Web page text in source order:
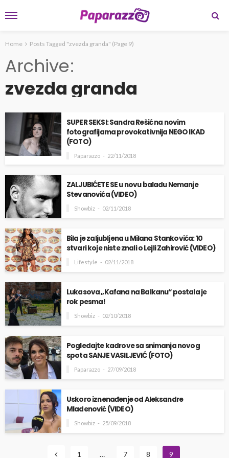
Home Posts Tagged "zvezda granda" (Page 9)
Archive
zvezda granda
SUPER SEKSI: Sandra Rešić na novim
fotografijama provokativnija NEGO IKAD
(FOTO)
Paparazzo 22/11/2018
ZALJUBIĆETE SE u novu baladu Nemanje
Stevanovića (VIDEO)
Showbiz 02/11/2018
Bila je zaljubljena u Milana Stankovića: 10
stvari koje niste znali o Lejli Zahirović (VIDEO)
Lifestyle 02/11/2018
Lukasova „Kafana na Balkanu“ postala je
rok pesma!
Showbiz 02/10/2018
Pogledajte kadrove sa snimanja novog
spota SANJE VASILJEVIĆ (FOTO)
Paparazzo 27/09/2018
Uskoro iznenađenje od Aleksandre
Mladenović (VIDEO)
Showbiz 25/09/2018
1 … 7 8 9